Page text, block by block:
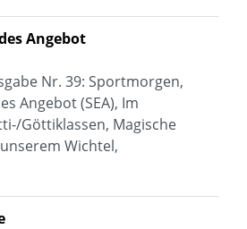
Angebot
Nr. 39: Sportmorgen,
Angebot (SEA), Im
Göttiklassen, Magische
Wichtel,